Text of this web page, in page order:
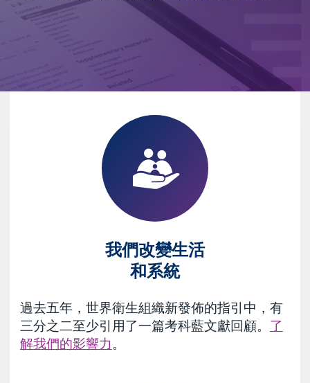
我們改變生活
和系統
過去五年，世界衛生組織新發佈的指引中，有
三分之二至少引用了一篇考科藍文獻回顧。 了
解我們的影響力 。